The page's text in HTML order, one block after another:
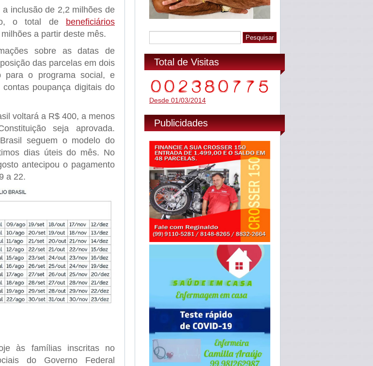
inclusão de 2,2 milhões de
o total de beneficiários
a partir deste mês.
sobre as datas de
das parcelas em dois
para o programa social, e
poupança digitais do
voltará a R$ 400, a menos
seja aprovada.
seguem o modelo do
dias úteis do mês. No
antecipou o pagamento
a 22.
às famílias inscritas no
do Governo Federal
Total de Visitas
Desde 01/03/2014
Publicidades